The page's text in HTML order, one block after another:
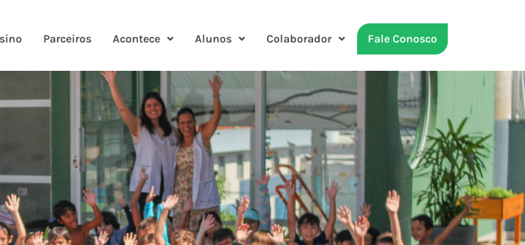
Parceiros Acontece Alunos Colaborador Fale Conosco